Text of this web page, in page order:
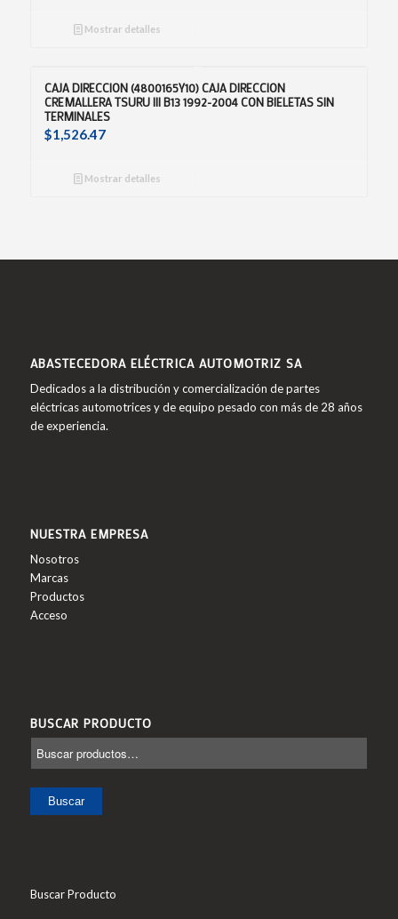
Mostrar detalles
CAJA DIRECCION (4800165Y10) CAJA DIRECCION
CREMALLERA TSURU III B13 1992-2004 CON BIELETAS SIN
TERMINALES
$1,526.47
Mostrar detalles
ABASTECEDORA ELÉCTRICA AUTOMOTRIZ SA
Dedicados a la distribución y comercialización de partes
eléctricas automotrices y de equipo pesado con más de 28 años
de experiencia.
NUESTRA EMPRESA
Nosotros
Marcas
Productos
Acceso
BUSCAR PRODUCTO
Buscar
Buscar Producto